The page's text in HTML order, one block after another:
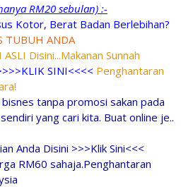
RM20 sebulan) :-
Kotor, Berat Badan Berlebihan?
TUBUH ANDA
Disini...Makanan Sunnah
SINI<<<< Penghantaran
tanpa promosi sakan pada
yang cari kita. Buat online je..
Anda Disini >>>Klik Sini<<<
RM60 sahaja.Penghantaran